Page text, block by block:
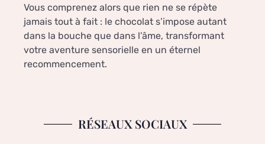
Vous comprenez alors que rien ne se répète
jamais tout à fait : le chocolat s’impose autant
dans la bouche que dans l’âme, transformant
votre aventure sensorielle en un éternel
recommencement.
RÉSEAUX SOCIAUX